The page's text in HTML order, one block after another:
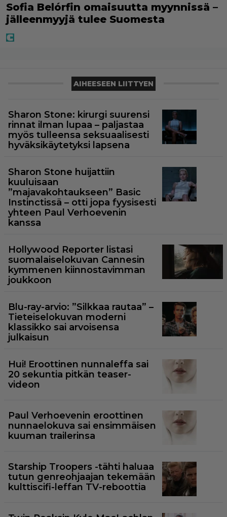
Sofia Belórfin omaisuutta myynnissä –
jälleenmyyjä tulee Suomesta
AIHEESEEN LIITTYEN
Sharon Stone: kirurgi suurensi
rinnat ilman lupaa – paljastaa
myös tulleensa seksuaalisesti
hyväksikäytetyksi lapsena
Sharon Stone huijattiin
kuuluisaan
”majavakohtaukseen” Basic
Instinctissä – otti jopa fyysisesti
yhteen Paul Verhoevenin
kanssa
Hollywood Reporter listasi
suomalaiselokuvan Cannesin
kymmenen kiinnostavimman
joukkoon
Blu-ray-arvio: ”Silkkaa rautaa” –
Tieteiselokuvan moderni
klassikko sai arvoisensa
julkaisun
Hui! Eroottinen nunnaleffa sai
20 sekuntia pitkän teaser-
videon
Paul Verhoevenin eroottinen
nunnaelokuva sai ensimmäisen
kuuman trailerinsa
Starship Troopers -tähti haluaa
tutun genreohjaajan tekemään
kulttiscifi-leffan TV-reboottia